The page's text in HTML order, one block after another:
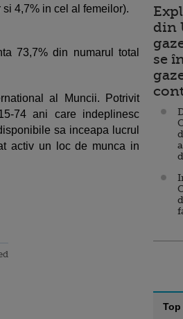
4,7% in cel al femeilor).
73,7% din numarul total
al Muncii. Potrivit
74 ani care indeplinesc
sa inceapa lucrul
activ un loc de munca in
din
se